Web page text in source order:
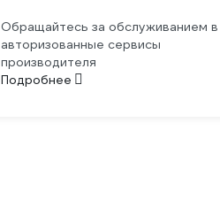
Обращайтесь за обслуживанием в
авторизованные сервисы
производителя
Подробнее